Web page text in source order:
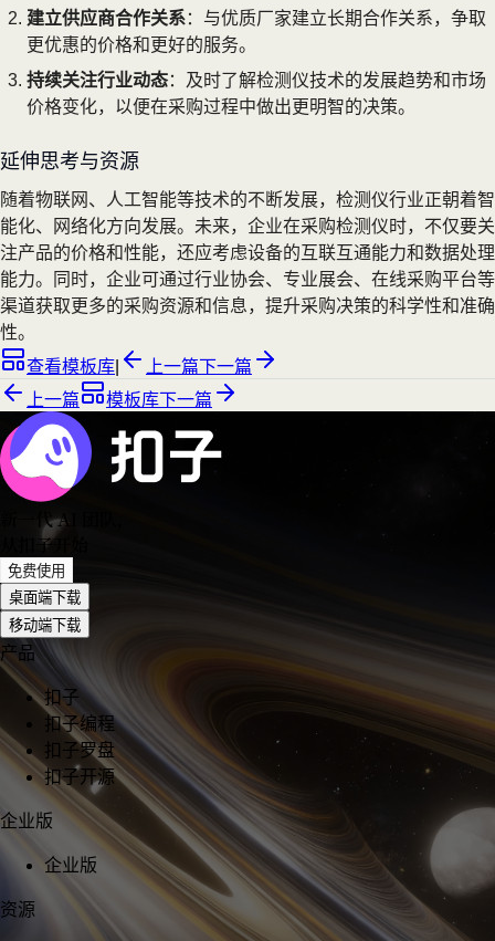
建立供应商合作关系：与优质厂家建立长期合作关系，争取
更优惠的价格和更好的服务。
持续关注行业动态：及时了解检测仪技术的发展趋势和市场
价格变化，以便在采购过程中做出更明智的决策。
延伸思考与资源
随着物联网、人工智能等技术的不断发展，检测仪行业正朝着智
能化、网络化方向发展。未来，企业在采购检测仪时，不仅要关
注产品的价格和性能，还应考虑设备的互联互通能力和数据处理
能力。同时，企业可通过行业协会、专业展会、在线采购平台等
渠道获取更多的采购资源和信息，提升采购决策的科学性和准确
性。
查看模板库
上一篇下一篇
上一篇
模板库下一篇
新一代 AI 团队
从扣子开始
免费使用
桌面端下载
移动端下载
产品
扣子
扣子编程
扣子罗盘
扣子开源
企业版
企业版
资源